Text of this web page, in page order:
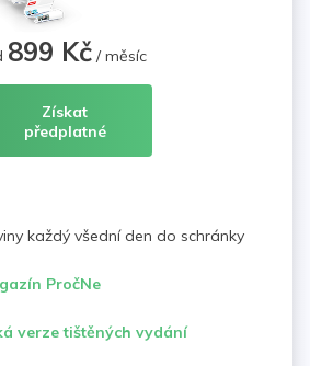
899 Kč/ měsíc
Získat
předplatné
každý všední den do schránky
PročNe
verze tištěných vydání